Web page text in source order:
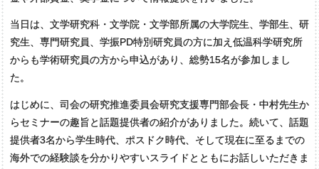
当日は、文学研究科・文学院・文学部所属の大学院生、学部生、研
究生、専門研究員、学振PD特別研究員の方に加え低温科学研究所
からも学術研究員の方から申込があり、総勢15名が参加しまし
た。
はじめに、司会の研究推進委員会研究支援専門部会長・中村先生か
らセミナーの趣旨と話題提供者の紹介がありました。続いて、話題
提供者3名から学生時代、ポスドク時代、そして現在に至るまでの
海外での経験談を分かりやすいスライドとともにお話しいただきま